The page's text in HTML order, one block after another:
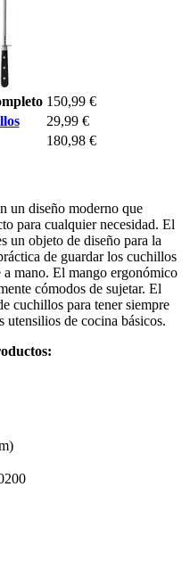
150,99 €
29,99 €
180,98 €
un diseño moderno que
para cualquier necesidad. El
un objeto de diseño para la
de guardar los cuchillos
a mano. El mango ergonómico
cómodos de sujetar. El
cuchillos para tener siempre
utensilios de cocina básicos.